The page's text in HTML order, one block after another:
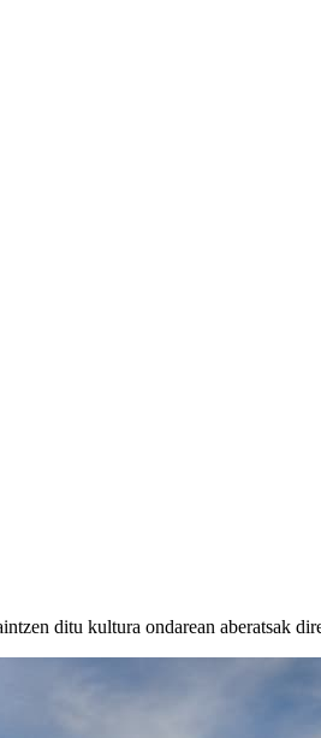
ditu kultura ondarean aberatsak